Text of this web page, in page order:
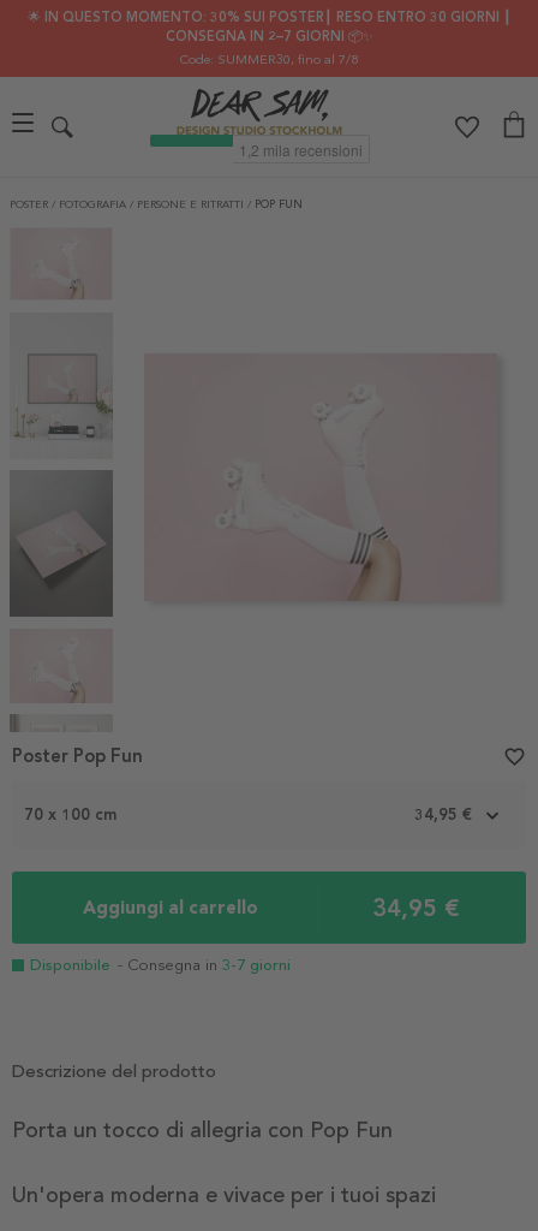
🌟 IN QUESTO MOMENTO: 30% SUI POSTER┃ RESO ENTRO 30 GIORNI ┃
CONSEGNA IN 2–7 GIORNI 📦✨
Code: SUMMER30, fino al 7/8
POSTER / FOTOGRAFIA / PERSONE E RITRATTI / POP FUN
Item
5
70 x 100 cm 34,95 €
Aggiungi al carrello 34,95 €
Disponibile - Consegna in 3-7 giorni
Poster Pop Fun favorite_border
Descrizione del prodotto
Porta un tocco di allegria con Pop Fun
Un'opera moderna e vivace per i tuoi spazi